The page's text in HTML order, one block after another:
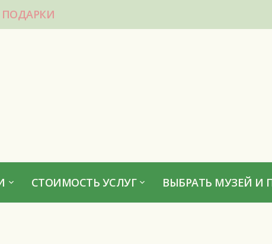
СТОИМОСТЬ УСЛУГ ВЫБРАТЬ МУЗЕЙ И